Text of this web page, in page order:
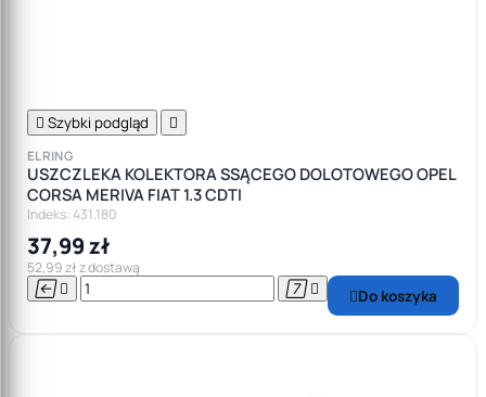
 Szybki podgląd 
ELRING
USZCZLEKA KOLEKTORA SSĄCEGO DOLOTOWEGO OPEL
CORSA MERIVA FIAT 1.3 CDTI
Indeks: 431.180
37,99 zł
52,99 zł z dostawą
    Do koszyka